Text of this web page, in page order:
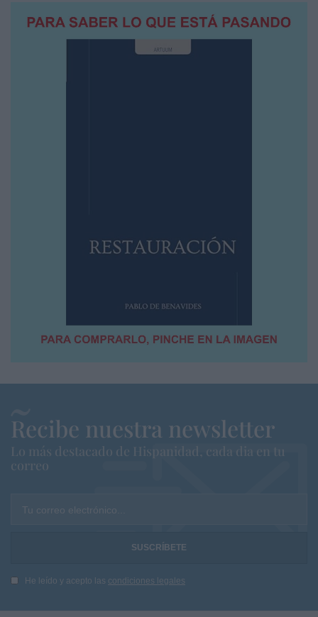
Recibe nuestra newsletter
Lo más destacado de Hispanidad, cada dia en tu
correo
Tu correo electrónico...
He leído y acepto las condiciones legales